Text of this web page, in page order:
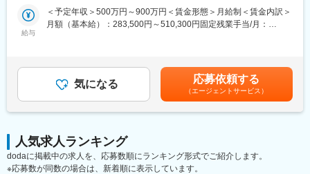
（東京・大阪・名古屋）や客先への出張対応が発生します。
※対面研修・集合研修、立ち上げフェーズでは、必要なタイミング
・研修を自宅から配信する場合、通信環境・作業スペース・周辺
環境等を含め、研修実施に適した環境が必須となります。
・自宅環境が研修品質の観点から適さないと判断された場合は、
教室（拠点）からの配信へ切り替えていただきます。
・研修準備・教材開発・自己学習の時間も業務として確保されて
おり、登壇だけに偏らず、講師としての質を高められる働き方が
可能です。
■当社について
当社は企業向けIT研修を専門とし、クラウド・インフラ領域で日
る人材を育成する」ことをミッションとしています。
■主な業務内容
（2） 法人向け研修の企画・カスタマイズ支援
・企業課題に応じた研修提案
・ニーズに合わせたカリキュラム調整
煙対策：屋内全面禁煙変更の範囲：会社の定める事業所（リモー
トワーク含む）
給与
＜予定年収＞500万円～900万円＜賃金形態＞月給制＜賃金内訳＞
月額（基本給）：283,500円～510,300円固定残業手当/月：
上記年収には賞与（年2ヶ月分）を含みます。※上記はあくまで目
安であり、最終的にはご経験・能力・前職年収を考慮のうえ決定
します。■賞与（年2回／8月・1月）※業績連動■給与改定（年1
回）■インセンティブ制度 ※業績連動賃金はあくまでも目安の金額
定手当を含めた表記です。
気になる 応募依頼する
（エージェントサービス）
人気求人ランキング
dodaに掲載中の求人を、応募数順にランキング形式でご紹介します。
※応募数が同数の場合は、新着順に表示しています。